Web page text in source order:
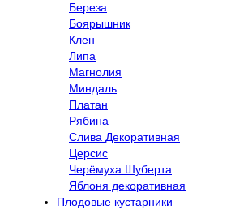
Береза
Боярышник
Клен
Липа
Магнолия
Миндаль
Платан
Рябина
Слива Декоративная
Церсис
Черёмуха Шуберта
Яблоня декоративная
Плодовые кустарники